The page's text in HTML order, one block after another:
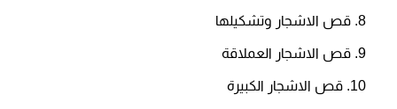
قص الاشجار وتشكيلها
قص الاشجار العملاقة
قص الاشجار الكبيرة